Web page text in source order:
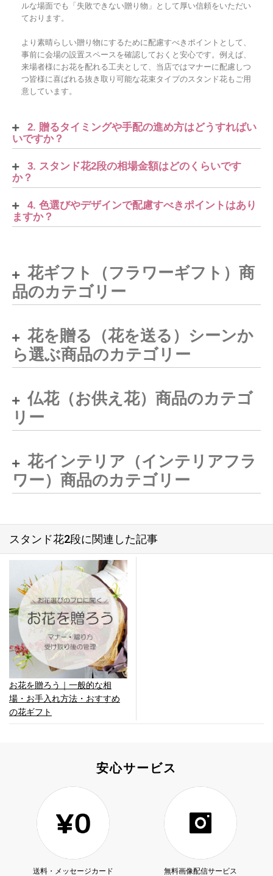
ルな場面でも「失敗できない贈り物」として厚い信頼をいただい
ております。
より素晴らしい贈り物にするために配慮すべきポイントとして、
事前に会場の設置スペースを確認しておくと安心です。例えば、
来場者様にお花を配れる工夫として、当店ではマナーに配慮しつ
つ皆様に喜ばれる抜き取り可能な花束タイプのスタンド花もご用
意しています。
2. 贈るタイミングや手配の進め方はどうすればい
いですか？
3. スタンド花2段の相場金額はどのくらいです
か？
4. 色選びやデザインで配慮すべきポイントはあり
ますか？
花ギフト（フラワーギフト）商
品のカテゴリー
花を贈る（花を送る）シーンか
ら選ぶ商品のカテゴリー
仏花（お供え花）商品のカテゴ
リー
花インテリア（インテリアフラ
ワー）商品のカテゴリー
スタンド花2段に関連した記事
お花を贈ろう｜一般的な相
場・お手入れ方法・おすすめ
の花ギフト
安心サービス
送料・メッセージカード
無料画像配信サービス